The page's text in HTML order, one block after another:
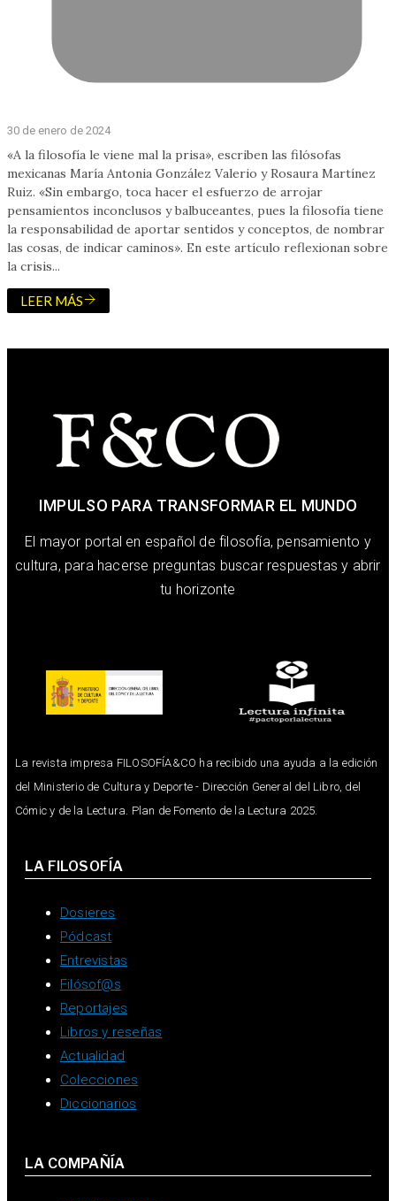
30 de enero de 2024
«A la filosofía le viene mal la prisa», escriben las filósofas
mexicanas María Antonia González Valerio y Rosaura Martínez
Ruiz. «Sin embargo, toca hacer el esfuerzo de arrojar
pensamientos inconclusos y balbuceantes, pues la filosofía tiene
la responsabilidad de aportar sentidos y conceptos, de nombrar
las cosas, de indicar caminos». En este artículo reflexionan sobre
la crisis...
LEER MÁS
IMPULSO PARA TRANSFORMAR EL MUNDO
El mayor portal en español de filosofía, pensamiento y
cultura, para hacerse preguntas buscar respuestas y abrir
tu horizonte
La revista impresa FILOSOFÍA&CO ha recibido una ayuda a la edición
del Ministerio de Cultura y Deporte - Dirección General del Libro, del
Cómic y de la Lectura. Plan de Fomento de la Lectura 2025.
LA FILOSOFÍA
Dosieres
Pódcast
Entrevistas
Filósof@s
Reportajes
Libros y reseñas
Actualidad
Colecciones
Diccionarios
LA COMPAÑÍA